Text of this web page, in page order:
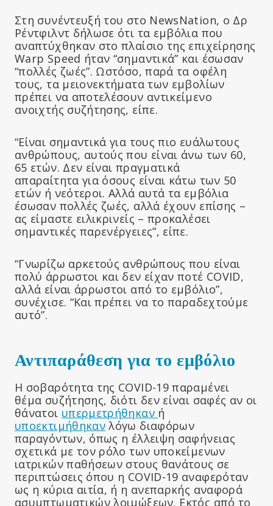
Στη συνέντευξή του στο NewsNation, ο Δρ
Ρέντφιλντ δήλωσε ότι τα εμβόλια που
αναπτύχθηκαν στο πλαίσιο της επιχείρησης
Warp Speed ήταν “σημαντικά” και έσωσαν
“πολλές ζωές”. Ωστόσο, παρά τα οφέλη
τους, τα μειονεκτήματα των εμβολίων
πρέπει να αποτελέσουν αντικείμενο
ανοιχτής συζήτησης, είπε.
“Είναι σημαντικά για τους πιο ευάλωτους
ανθρώπους, αυτούς που είναι άνω των 60,
65 ετών. Δεν είναι πραγματικά
απαραίτητα για όσους είναι κάτω των 50
ετών ή νεότεροι. Αλλά αυτά τα εμβόλια
έσωσαν πολλές ζωές, αλλά έχουν επίσης –
ας είμαστε ειλικρινείς – προκαλέσει
σημαντικές παρενέργειες”, είπε.
“Γνωρίζω αρκετούς ανθρώπους που είναι
πολύ άρρωστοι και δεν είχαν ποτέ COVID,
αλλά είναι άρρωστοι από το εμβόλιο”,
συνέχισε. “Και πρέπει να το παραδεχτούμε
αυτό”.
Αντιπαράθεση για το εμβόλιο
Η σοβαρότητα της COVID-19 παραμένει
θέμα συζήτησης, διότι δεν είναι σαφές αν οι
θάνατοι υπερμετρήθηκαν ή
υποεκτιμήθηκαν λόγω διαφόρων
παραγόντων, όπως η έλλειψη σαφήνειας
σχετικά με τον ρόλο των υποκείμενων
ιατρικών παθήσεων στους θανάτους σε
περιπτώσεις όπου η COVID-19 αναφερόταν
ως η κύρια αιτία, ή η ανεπαρκής αναφορά
ασυμπτωματικών λοιμώξεων. Εκτός από το